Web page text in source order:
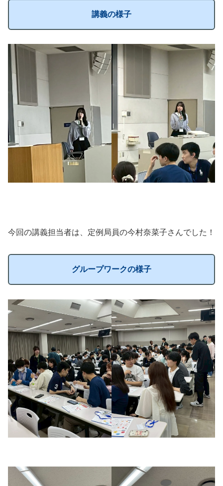
講義の様子
今回の講義担当者は、定例局員の今村奈菜子さんでした！
グループワークの様子